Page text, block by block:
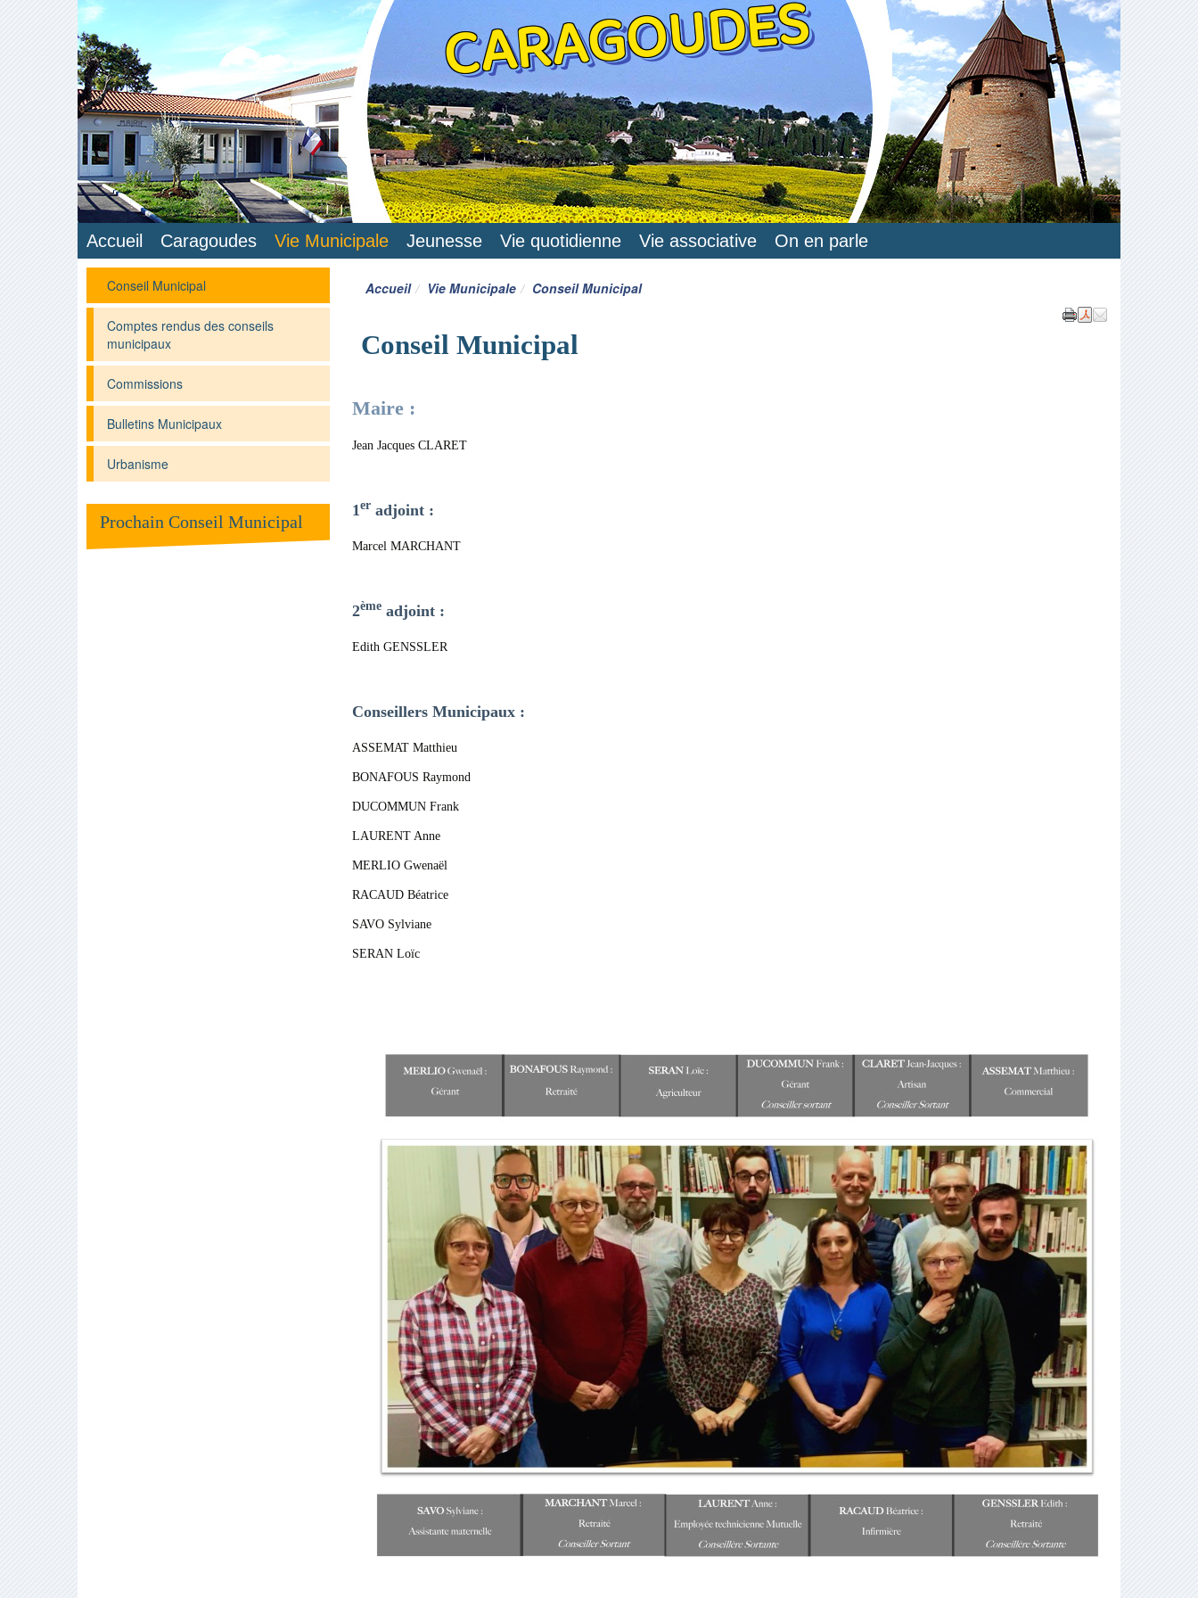
CARAGOUDES
Accueil Caragoudes Vie Municipale Jeunesse Vie quotidienne Vie associative On en parle
Accueil Vie Municipale Conseil Municipal
Conseil Municipal
Maire :
Jean Jacques CLARET
1eradjoint :
Marcel MARCHANT
2èmeadjoint :
Edith GENSSLER
Conseillers Municipaux :
ASSEMAT Matthieu
BONAFOUS Raymond
DUCOMMUN Frank
LAURENT Anne
MERLIO Gwenaël
RACAUD Béatrice
SAVO Sylviane
SERAN Loïc
Conseil Municipal
Comptes rendus des conseils
municipaux
Commissions
Bulletins Municipaux
Urbanisme
Prochain Conseil Municipal